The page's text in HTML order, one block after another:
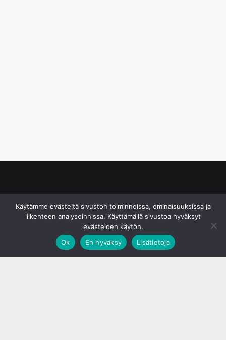
Käytämme evästeitä sivuston toiminnoissa, ominaisuuksissa ja
liikenteen analysoinnissa. Käyttämällä sivustoa hyväksyt
evästeiden käytön.
Ok
En hyväksy Lisätietoja